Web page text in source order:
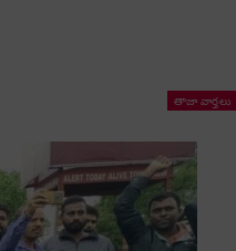
తాజా వార్తలు